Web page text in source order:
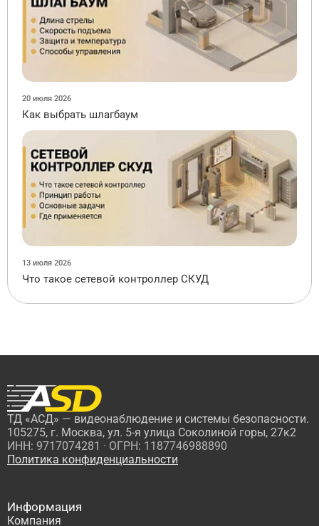
20 июля 2026
Как выбрать шлагбаум
13 июля 2026
Что такое сетевой контроллер СКУД
ТД «АСД» — видеонаблюдение и системы безопасности.
105275, г. Москва, ул. 5-я улица Соколиной горы, 27к2
ИНН: 9717074281 · ОГРН: 1187746988890
Политика конфиденциальности
Информация
Компания